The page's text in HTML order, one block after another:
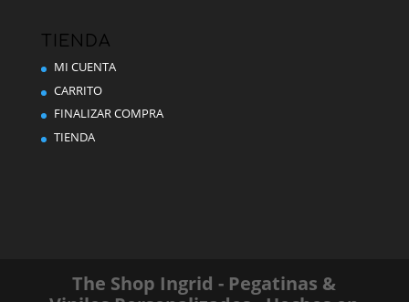
TIENDA
MI CUENTA
CARRITO
FINALIZAR COMPRA
TIENDA
The Shop Ingrid - Pegatinas &